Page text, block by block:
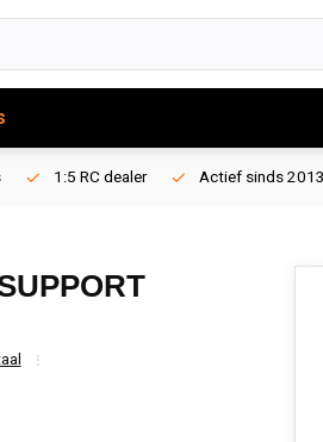
1:5 RC dealer Actief sinds 2013